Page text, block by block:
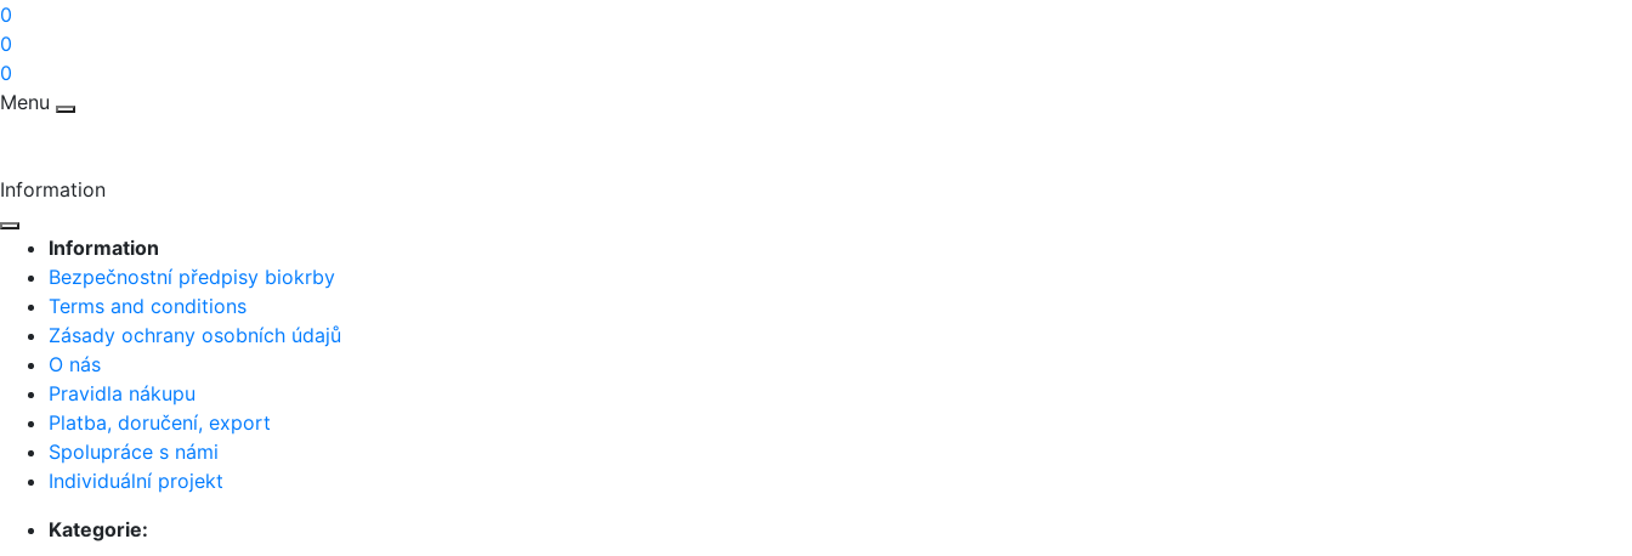
0
0
0
Menu
Information
Information
Bezpečnostní předpisy biokrby
Terms and conditions
Zásady ochrany osobních údajů
O nás
Pravidla nákupu
Platba, doručení, export
Spolupráce s námi
Individuální projekt
Kategorie: